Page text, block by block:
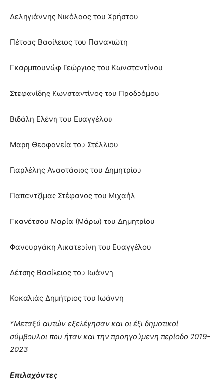
Δεληγιάννης Νικόλαος του Χρήστου
Πέτσας Βασίλειος του Παναγιώτη
Γκαρμπουνώφ Γεώργιος του Κωνσταντίνου
Στεφανίδης Κωνσταντίνος του Προδρόμου
Βιδάλη Ελένη του Ευαγγέλου
Μαρή Θεοφανεία του Στέλλιου
Γιαρλέλης Αναστάσιος του Δημητρίου
Παπαντζίμας Στέφανος του Μιχαήλ
Γκανέτσου Μαρία (Μάρω) του Δημητρίου
Φανουργάκη Αικατερίνη του Ευαγγέλου
Δέτσης Βασίλειος του Ιωάννη
Κοκαλιάς Δημήτριος του Ιωάννη
*Μεταξύ αυτών εξελέγησαν και οι έξι δημοτικοί
σύμβουλοι που ήταν και την προηγούμενη περίοδο 2019-
2023
Επιλαχόντες